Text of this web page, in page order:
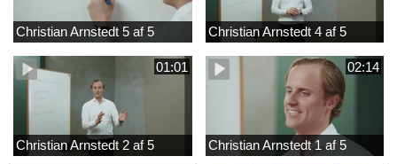
Christian Arnstedt 5 af 5 Christian Arnstedt 4 af 5
01:01
Christian Arnstedt 2 af 5
02:14
Christian Arnstedt 1 af 5